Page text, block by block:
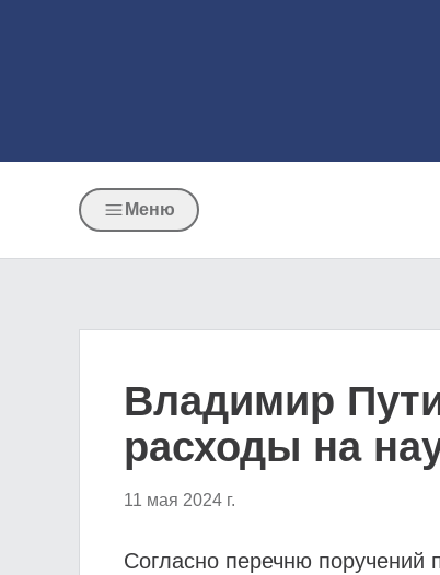
Меню
Владимир
расходы на
11 мая 2024 г.
Согласно перечню поручений